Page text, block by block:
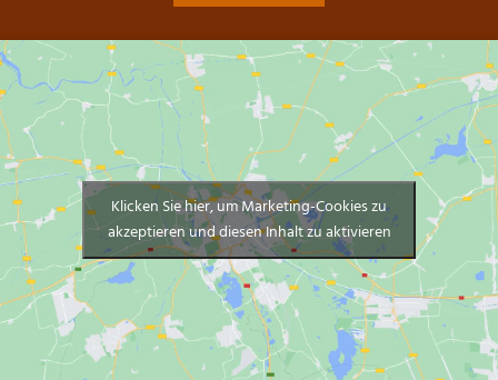
Klicken Sie hier, um Marketing-Cookies zu
akzeptieren und diesen Inhalt zu aktivieren